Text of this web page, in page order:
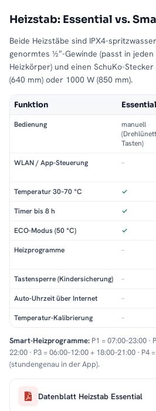
Heizstab: Essential vs.
Beide Heizstäbe sind IPX4-
genormtes ½″-Gewinde (passt in
Heizkörper) und einen SchuKo-
(640 mm) oder 1000 W (850 mm).
Funktion Essential
Bedienung
manuell
Tasten)
WLAN / App-Steuerung –
Temperatur 30–70 °C ✓
Timer bis 8 h ✓
ECO-Modus (50 °C) ✓
Heizprogramme –
Tastensperre (Kindersicherung) –
Auto-Uhrzeit über Internet –
Temperatur-Kalibrierung –
Smart-Heizprogramme: P1 = 07:00–23:00 ·
22:00 · P3 = 06:00–12:00 + 18:00–21:00 ·
(stundengenau in der App).
Datenblatt Heizstab Essential